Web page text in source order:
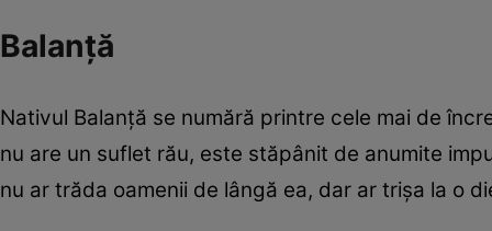
Balanţă
Nativul Balanţă se numără printre cele mai de
nu are un suflet rău, este stăpânit de anumite
nu ar trăda oamenii de lângă ea, dar ar trişa la o